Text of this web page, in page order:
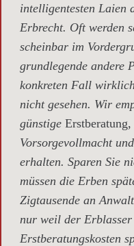
intelligentesten Laien
Erbrecht. Oft werden
scheinbar im
grundlegende andere
konkreten Fall
nicht gesehen. Wir
günstige Erstberatung,
Vorsorgevollmacht
erhalten. Sparen Sie
müssen die Erben
Zigtausende an
nur weil der
Erstberatungskosten